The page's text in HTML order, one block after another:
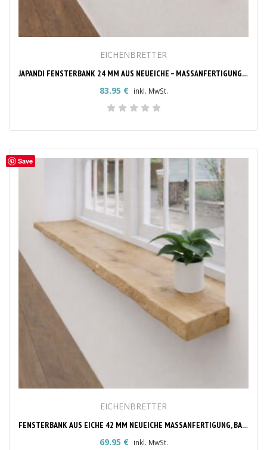
EICHENBRETTER
JAPANDI FENSTERBANK 24 MM AUS NEUEICHE – MASSANFERTIGUNG MIT RUNDEN ECKEN
83.95 € inkl. MwSt.
Save
EICHENBRETTER
FENSTERBANK AUS EICHE 42 MM NEUEICHE MASSANFERTIGUNG, BAUMKANTE
69.95 € inkl. MwSt.